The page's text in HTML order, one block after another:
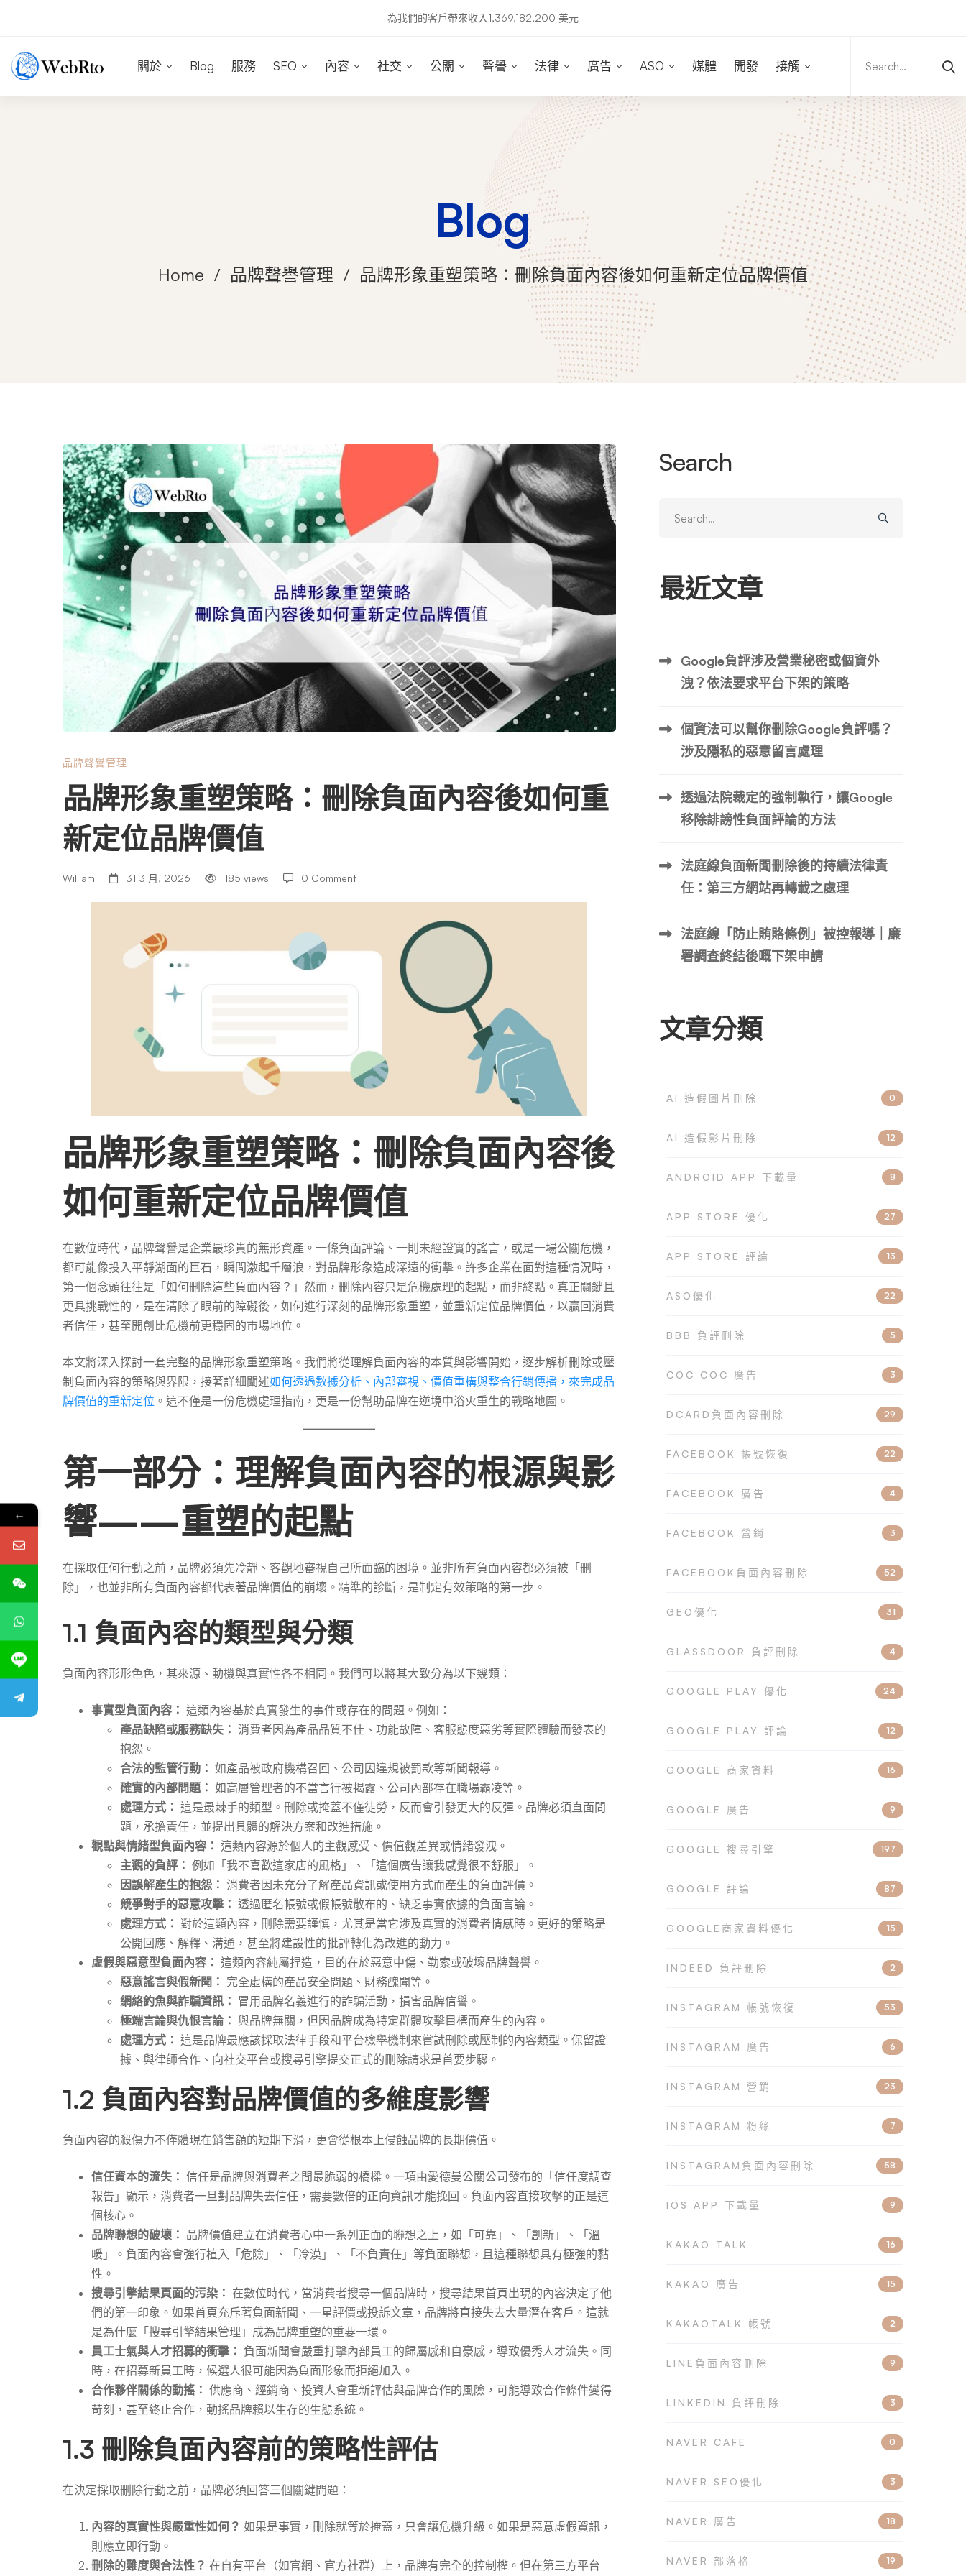
為我們的客戶帶來收入1,369,182,200 美元
關於 Blog 服務 SEO 內容 社交 公關 聲譽 法律 廣告 ASO 媒體 開發 接觸
for:
Blog
Home 品牌聲譽管理 品牌形象重塑策略：刪除負面內容後如何重新定位品牌價值
品
牌
形
象
重
塑
策
略：
刪
除
後
如
何
重
新
定
位
品
牌
價
值
品牌聲譽管理
品牌形象重塑策略：刪除負面內容後如何重
新定位品牌價值
William 31 3 月, 2026 185 views 0 Comment
品牌形象重塑策略：刪除負面內容後
如何重新定位品牌價值
在數位時代，品牌聲譽是企業最珍貴的無形資產。一條負面評論、一則未經證實的謠言，或是一場公關危機，
都可能像投入平靜湖面的巨石，瞬間激起千層浪，對品牌形象造成深遠的衝擊。許多企業在面對這種情況時，
第一個念頭往往是「如何刪除這些負面內容？」然而，刪除內容只是危機處理的起點，而非終點。真正關鍵且
更具挑戰性的，是在清除了眼前的障礙後，如何進行深刻的品牌形象重塑，並重新定位品牌價值，以贏回消費
者信任，甚至開創比危機前更穩固的市場地位。
本文將深入探討一套完整的品牌形象重塑策略。我們將從理解負面內容的本質與影響開始，逐步解析刪除或壓
制負面內容的策略與界限，接著詳細闡述如何透過數據分析、內部審視、價值重構與整合行銷傳播，來完成品
牌價值的重新定位 。這不僅是一份危機處理指南，更是一份幫助品牌在逆境中浴火重生的戰略地圖。
第一部分：理解負面內容的根源與影
響——重塑的起點
在採取任何行動之前，品牌必須先冷靜、客觀地審視自己所面臨的困境。並非所有負面內容都必須被「刪
除」，也並非所有負面內容都代表著品牌價值的崩壞。精準的診斷，是制定有效策略的第一步。
1.1 負面內容的類型與分類
負面內容形形色色，其來源、動機與真實性各不相同。我們可以將其大致分為以下幾類：
事實型負面內容： 這類內容基於真實發生的事件或存在的問題。例如：
產品缺陷或服務缺失： 消費者因為產品品質不佳、功能故障、客服態度惡劣等實際體驗而發表的
抱怨。
合法的監管行動： 如產品被政府機構召回、公司因違規被罰款等新聞報導。
確實的內部問題： 如高層管理者的不當言行被揭露、公司內部存在職場霸凌等。
處理方式： 這是最棘手的類型。刪除或掩蓋不僅徒勞，反而會引發更大的反彈。品牌必須直面問
題，承擔責任，並提出具體的解決方案和改進措施。
觀點與情緒型負面內容： 這類內容源於個人的主觀感受、價值觀差異或情緒發洩。
主觀的負評： 例如「我不喜歡這家店的風格」、「這個廣告讓我感覺很不舒服」。
因誤解產生的抱怨： 消費者因未充分了解產品資訊或使用方式而產生的負面評價。
競爭對手的惡意攻擊： 透過匿名帳號或假帳號散布的、缺乏事實依據的負面言論。
處理方式： 對於這類內容，刪除需要謹慎，尤其是當它涉及真實的消費者情感時。更好的策略是
公開回應、解釋、溝通，甚至將建設性的批評轉化為改進的動力。
虛假與惡意型負面內容： 這類內容純屬捏造，目的在於惡意中傷、勒索或破壞品牌聲譽。
惡意謠言與假新聞： 完全虛構的產品安全問題、財務醜聞等。
網絡釣魚與詐騙資訊： 冒用品牌名義進行的詐騙活動，損害品牌信譽。
極端言論與仇恨言論： 與品牌無關，但因品牌成為特定群體攻擊目標而產生的內容。
處理方式： 這是品牌最應該採取法律手段和平台檢舉機制來嘗試刪除或壓制的內容類型。保留證
據、與律師合作、向社交平台或搜尋引擎提交正式的刪除請求是首要步驟。
1.2 負面內容對品牌價值的多維度影響
負面內容的殺傷力不僅體現在銷售額的短期下滑，更會從根本上侵蝕品牌的長期價值。
信任資本的流失： 信任是品牌與消費者之間最脆弱的橋樑。一項由愛德曼公關公司發布的「信任度調查
報告」顯示，消費者一旦對品牌失去信任，需要數倍的正向資訊才能挽回。負面內容直接攻擊的正是這
個核心。
品牌聯想的破壞： 品牌價值建立在消費者心中一系列正面的聯想之上，如「可靠」、「創新」、「溫
暖」。負面內容會強行植入「危險」、「冷漠」、「不負責任」等負面聯想，且這種聯想具有極強的黏
性。
搜尋引擎結果頁面的污染： 在數位時代，當消費者搜尋一個品牌時，搜尋結果首頁出現的內容決定了他
們的第一印象。如果首頁充斥著負面新聞、一星評價或投訴文章，品牌將直接失去大量潛在客戶。這就
是為什麼「搜尋引擎結果管理」成為品牌重塑的重要一環。
員工士氣與人才招募的衝擊： 負面新聞會嚴重打擊內部員工的歸屬感和自豪感，導致優秀人才流失。同
時，在招募新員工時，候選人很可能因為負面形象而拒絕加入。
合作夥伴關係的動搖： 供應商、經銷商、投資人會重新評估與品牌合作的風險，可能導致合作條件變得
苛刻，甚至終止合作，動搖品牌賴以生存的生態系統。
1.3 刪除負面內容前的策略性評估
在決定採取刪除行動之前，品牌必須回答三個關鍵問題：
內容的真實性與嚴重性如何？ 如果是事實，刪除就等於掩蓋，只會讓危機升級。如果是惡意虛假資訊，
則應立即行動。
刪除的難度與合法性？ 在自有平台（如官網、官方社群）上，品牌有完全的控制權。但在第三方平台
Search
for:
最近文章
Google負評涉及營業秘密或個資外
洩？依法要求平台下架的策略
個資法可以幫你刪除Google負評嗎？
涉及隱私的惡意留言處理
透過法院裁定的強制執行，讓Google
移除誹謗性負面評論的方法
法庭線負面新聞刪除後的持續法律責
任：第三方網站再轉載之處理
法庭線「防止賄賂條例」被控報導｜廉
署調查終結後嘅下架申請
文章分類
AI 造假圖片刪除 0
AI 造假影片刪除 12
ANDROID APP 下載量 8
APP STORE 優化 27
APP STORE 評論 13
ASO優化 22
BBB 負評刪除 5
COC COC 廣告 3
DCARD負面內容刪除 29
FACEBOOK 帳號恢復 22
FACEBOOK 廣告 4
FACEBOOK 營銷 3
FACEBOOK負面內容刪除 52
GEO優化 31
GLASSDOOR 負評刪除 4
GOOGLE PLAY 優化 24
GOOGLE PLAY 評論 12
GOOGLE 商家資料 16
GOOGLE 廣告 9
GOOGLE 搜尋引擎 197
GOOGLE 評論 87
GOOGLE商家資料優化 15
INDEED 負評刪除 2
INSTAGRAM 帳號恢復 53
INSTAGRAM 廣告 6
INSTAGRAM 營銷 23
INSTAGRAM 粉絲 7
INSTAGRAM負面內容刪除 58
IOS APP 下載量 9
KAKAO TALK 16
KAKAO 廣告 15
KAKAOTALK 帳號 2
LINE負面內容刪除 9
LINKEDIN 負評刪除 3
NAVER CAFE 0
NAVER SEO優化 3
NAVER 廣告 18
NAVER 部落格 19
←